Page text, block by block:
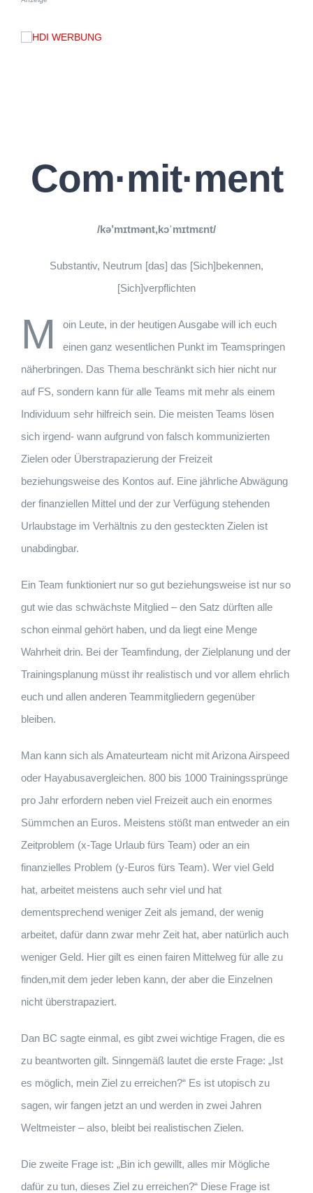
Com·mit·ment
/kə’mɪtmənt,kɔˈmɪtmɛnt/
Substantiv, Neutrum [das] das [Sich]bekennen,
[Sich]verpflichten
M
oin Leute, in der heutigen Ausgabe will ich euch
einen ganz wesentlichen Punkt im Teamspringen
näherbringen. Das Thema beschränkt sich hier nicht nur
auf FS, sondern kann für alle Teams mit mehr als einem
Individuum sehr hilfreich sein. Die meisten Teams lösen
sich irgend- wann aufgrund von falsch kommunizierten
Zielen oder Überstrapazierung der Freizeit
beziehungsweise des Kontos auf. Eine jährliche Abwägung
der finanziellen Mittel und der zur Verfügung stehenden
Urlaubstage im Verhältnis zu den gesteckten Zielen ist
unabdingbar.
Ein Team funktioniert nur so gut beziehungsweise ist nur so
gut wie das schwächste Mitglied – den Satz dürften alle
schon einmal gehört haben, und da liegt eine Menge
Wahrheit drin. Bei der Teamfindung, der Zielplanung und der
Trainingsplanung müsst ihr realistisch und vor allem ehrlich
euch und allen anderen Teammitgliedern gegenüber
bleiben.
Man kann sich als Amateurteam nicht mit Arizona Airspeed
oder Hayabusavergleichen. 800 bis 1000 Trainingssprünge
pro Jahr erfordern neben viel Freizeit auch ein enormes
Sümmchen an Euros. Meistens stößt man entweder an ein
Zeitproblem (x-Tage Urlaub fürs Team) oder an ein
finanzielles Problem (y-Euros fürs Team). Wer viel Geld
hat, arbeitet meistens auch sehr viel und hat
dementsprechend weniger Zeit als jemand, der wenig
arbeitet, dafür dann zwar mehr Zeit hat, aber natürlich auch
weniger Geld. Hier gilt es einen fairen Mittelweg für alle zu
finden,mit dem jeder leben kann, der aber die Einzelnen
nicht überstrapaziert.
Dan BC sagte einmal, es gibt zwei wichtige Fragen, die es
zu beantworten gilt. Sinngemäß lautet die erste Frage: „Ist
es möglich, mein Ziel zu erreichen?“ Es ist utopisch zu
sagen, wir fangen jetzt an und werden in zwei Jahren
Weltmeister – also, bleibt bei realistischen Zielen.
Die zweite Frage ist: „Bin ich gewillt, alles mir Mögliche
dafür zu tun, dieses Ziel zu erreichen?“ Diese Frage ist